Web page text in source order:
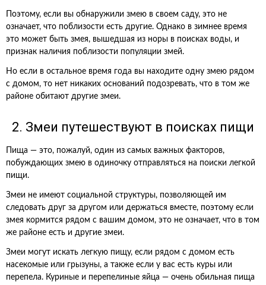
Поэтому, если вы обнаружили змею в своем саду, это не
означает, что поблизости есть другие. Однако в зимнее время
это может быть змея, вышедшая из норы в поисках воды, и
признак наличия поблизости популяции змей.
Но если в остальное время года вы находите одну змею рядом
с домом, то нет никаких оснований подозревать, что в том же
районе обитают другие змеи.
2. Змеи путешествуют в поисках пищи
Пища — это, пожалуй, один из самых важных факторов,
побуждающих змею в одиночку отправляться на поиски легкой
пищи.
Змеи не имеют социальной структуры, позволяющей им
следовать друг за другом или держаться вместе, поэтому если
змея кормится рядом с вашим домом, это не означает, что в том
же районе есть и другие змеи.
Змеи могут искать легкую пищу, если рядом с домом есть
насекомые или грызуны, а также если у вас есть куры или
перепела. Куриные и перепелиные яйца — очень обильная пища